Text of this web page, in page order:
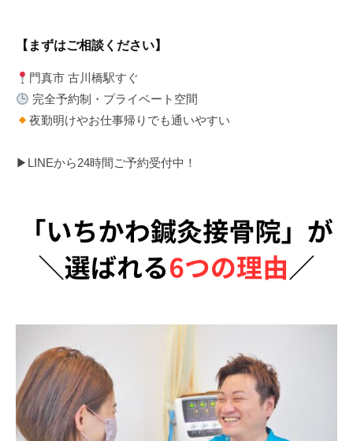
【まずはご相談ください】
門真市 古川橋駅すぐ
完全予約制・プライベート空間
夜勤明けやお仕事帰りでも通いやすい
▶LINEから24時間ご予約受付中！